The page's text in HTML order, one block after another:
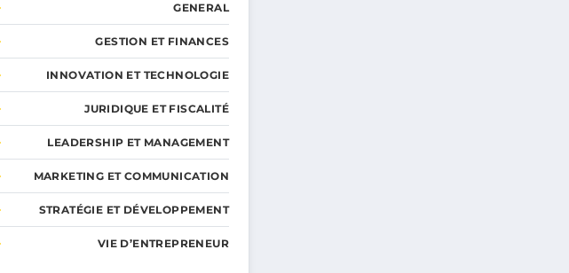
GENERAL
GESTION ET FINANCES
INNOVATION ET TECHNOLOGIE
JURIDIQUE ET FISCALITÉ
LEADERSHIP ET MANAGEMENT
MARKETING ET COMMUNICATION
STRATÉGIE ET DÉVELOPPEMENT
VIE D’ENTREPRENEUR